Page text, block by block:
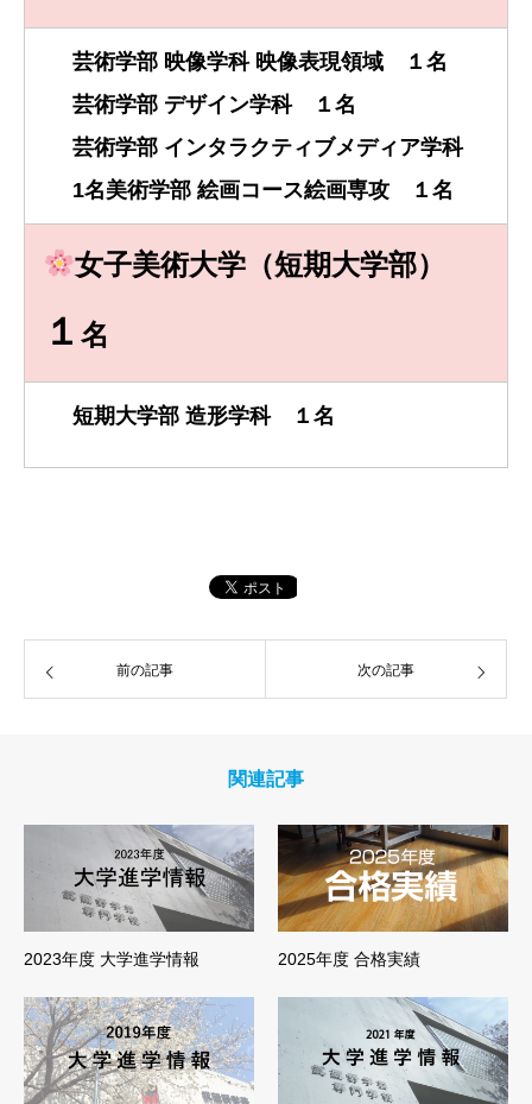
芸術学部 映像学科 映像表現領域 １名
芸術学部 デザイン学科 １名
芸術学部 インタラクティブメディア学科
1名美術学部 絵画コース絵画専攻 １名
女子美術大学（短期大学部）
１ 名
短期大学部 造形学科 １名
前の記事 次の記事
関連記事
2023年度 大学進学情報 2025年度 合格実績